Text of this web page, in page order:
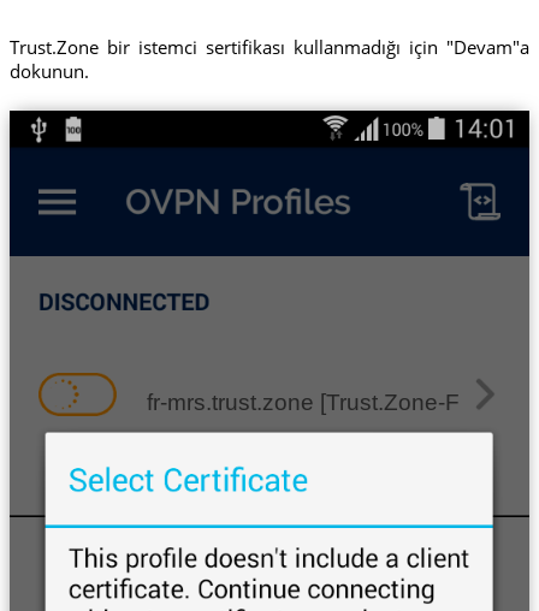
Trust.Zone bir istemci sertifikası kullanmadığı için "Devam"a
dokunun.
fr-mrs.trust.zone [Trust.Zone-France-